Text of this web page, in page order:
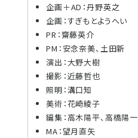
企画＋AD：丹野英之
企画：すぎもとようへい
PR：齋藤英介
PM：安念奈美、土田新
演出：大野大樹
撮影：近藤哲也
照明：溝口知
美術：花崎綾子
編集：高木陽平、高橋陽一
MA：望月直矢